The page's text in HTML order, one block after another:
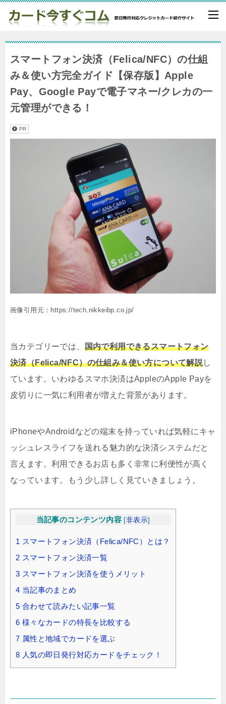
スマートフォン決済（Felica/NFC）の仕組
み＆使い方完全ガイド【保存版】Apple
Pay、Google Payで電子マネー/クレカの一
元管理ができる！
PR
画像引用元：https://tech.nikkeibp.co.jp/
当カテゴリーでは、 国内で利用できるスマートフォン
決済（Felica/NFC）の仕組み＆使い方について解説し
ています。いわゆるスマホ決済はAppleのApple Payを
皮切りに一気に利用者が増えた背景があります。
iPhoneやAndroidなどの端末を持っていれば気軽にキャ
ッシュレスライフを送れる魅力的な決済システムだと
言えます。利用できるお店も多く非常に利便性が高く
なっています。もう少し詳しく見ていきましょう。
当記事のコンテンツ内容 [非表示]
1 スマートフォン決済（Felica/NFC）とは？
2 スマートフォン決済一覧
3 スマートフォン決済を使うメリット
4 当記事のまとめ
5 合わせて読みたい記事一覧
6 様々なカードの特長を比較する
7 属性と地域でカードを選ぶ
8 人気の即日発行対応カードをチェック！